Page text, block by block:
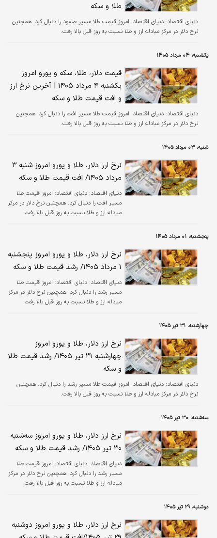
طلا و سکه
دنیای اقتصاد:
دنیای اقتصاد: امروز قیمت طلا مسیر صعود را دنبال کرد. همچنین
نرخ دلار در مرکز مبادله ارز و طلا نسبت به روز قبل بالا رفت.
یکشنبه، ۰۴ مرداد ۱۴۰۵
قیمت دلار، طلا، سکه و یورو امروز
یکشنبه ۴ مرداد ۱۴۰۵ | آخرین نرخ ارز
و افت قیمت طلا و سکه
دنیای اقتصاد:
دنیای اقتصاد: امروز قیمت طلا مسیر افت را دنبال کرد. همچنین
نرخ دلار در مرکز مبادله ارز و طلا نسبت به روز قبل بالا رفت.
شنبه، ۰۳ مرداد ۱۴۰۵
نرخ ارز دلار، طلا و یورو امروز شنبه ۳
مرداد ۱۴۰۵/ افت قیمت طلا و سکه
دنیای اقتصاد: دنیای اقتصاد: امروز قیمت طلا
مسیر افت را دنبال کرد. همچنین نرخ دلار در مرکز
مبادله ارز و طلا نسبت به روز قبل بالا رفت.
پنجشنبه، ۰۱ مرداد ۱۴۰۵
نرخ ارز دلار، طلا و یورو امروز پنجشنبه
۱ مرداد ۱۴۰۵/ رشد قیمت طلا و سکه
دنیای اقتصاد: دنیای اقتصاد: امروز قیمت طلا
مسیر رشد را دنبال کرد. همچنین نرخ دلار در مرکز
مبادله ارز و طلا نسبت به روز قبل بالا رفت.
چهارشنبه، ۳۱ تیر ۱۴۰۵
نرخ ارز دلار، طلا و یورو امروز
چهارشنبه ۳۱ تیر ۱۴۰۵/ رشد قیمت طلا
و سکه
دنیای اقتصاد:
دنیای اقتصاد: امروز قیمت طلا مسیر رشد را دنبال کرد. همچنین
نرخ دلار در مرکز مبادله ارز و طلا نسبت به روز قبل بالا رفت.
سه‌شنبه، ۳۰ تیر ۱۴۰۵
نرخ ارز دلار، طلا و یورو امروز سه‌شنبه
۳۰ تیر ۱۴۰۵/ رشد قیمت طلا و سکه
دنیای اقتصاد: دنیای اقتصاد: امروز قیمت طلا
مسیر رشد را دنبال کرد. همچنین نرخ دلار در مرکز
مبادله ارز و طلا نسبت به روز قبل بالا رفت.
دوشنبه، ۲۹ تیر ۱۴۰۵
نرخ ارز دلار، طلا و یورو امروز دوشنبه